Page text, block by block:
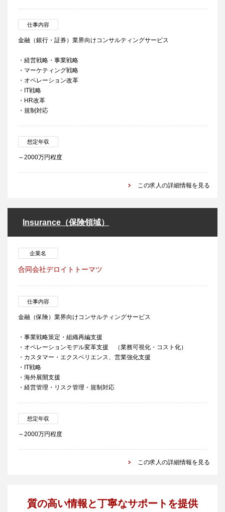
仕事内容
金融（銀行・証券）業界向けコンサルティングサービス
・経営戦略・事業戦略
・マーケティング戦略
・オペレーション改革
・IT戦略
・HR改革
・規制対応
想定年収
～2000万円程度
この求人の詳細情報を見る
Insurance（保険領域）
企業名
合同会社デロイトトーマツ
仕事内容
金融（保険）業界向けコンサルティングサービス
・事業戦略策定・組織再編支援
・オペレーションモデル変革支援 （業務可視化・コスト化）
・カスタマー・エクスペリエンス、営業強化支援
・IT戦略
・海外展開支援
・経営管理・リスク管理・規制対応
想定年収
～2000万円程度
この求人の詳細情報を見る
質の高い情報と丁寧なサポートを提供